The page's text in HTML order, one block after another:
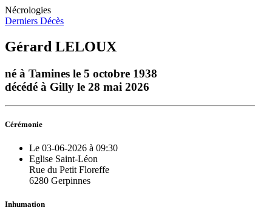
Nécrologies
Derniers Décès
Gérard LELOUX
né à Tamines le 5 octobre 1938
décédé à Gilly le 28 mai 2026
Cérémonie
Le 03-06-2026 à 09:30
Eglise Saint-Léon
Rue du Petit Floreffe
6280 Gerpinnes
Inhumation